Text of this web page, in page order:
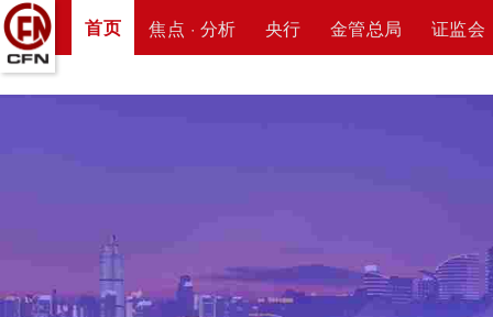
首页 焦点 · 分析 央行 金管总局 证监会